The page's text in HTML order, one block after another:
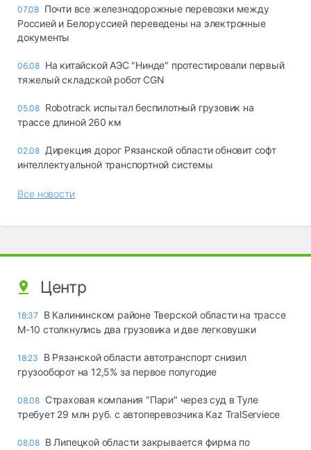
07.08 Почти все железнодорожные перевозки между
Россией и Белоруссией переведены на электронные
документы
06.08 На китайской АЭС "Нинде" протестировали первый
тяжелый складской робот CGN
05.08 Robotrack испытал беспилотный грузовик на
трассе длиной 260 км
02.08 Дирекция дорог Рязанской области обновит софт
интеллектуальной транспортной системы
Все новости
Центр
18:37
В Калининском районе Тверской области на трассе
М-10 столкнулись два грузовика и две легковушки
18:23
В Рязанской области автотранспорт снизил
грузооборот на 12,5% за первое полугодие
08.08 Страховая компания "Пари" через суд в Туле
требует 29 млн руб. с автоперевозчика Kaz TralServiece
08.08 В Липецкой области закрывается фирма по